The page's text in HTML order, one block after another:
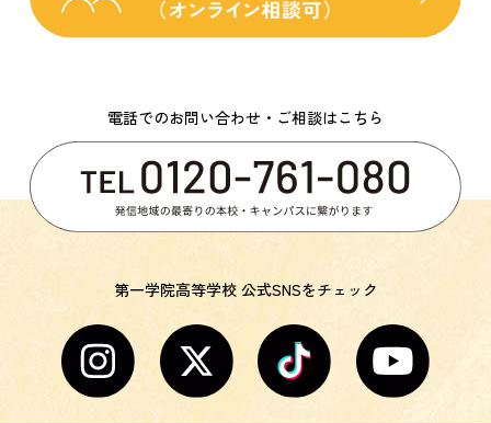
電話でのお問い合わせ・ご相談はこちら
第一学院高等学校 公式SNSをチェック